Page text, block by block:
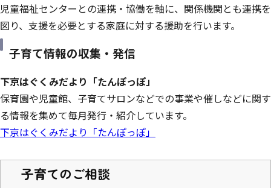
児童福祉センターとの連携・協働を軸に、関係機関とも連携を
図り、支援を必要とする家庭に対する援助を行います。
子育て情報の収集・発信
下京はぐくみだより「たんぽっぽ」
保育園や児童館、子育てサロンなどでの事業や催しなどに関す
る情報を集めて毎月発行・紹介しています。
下京はぐくみだより「たんぽっぽ」
子育てのご相談